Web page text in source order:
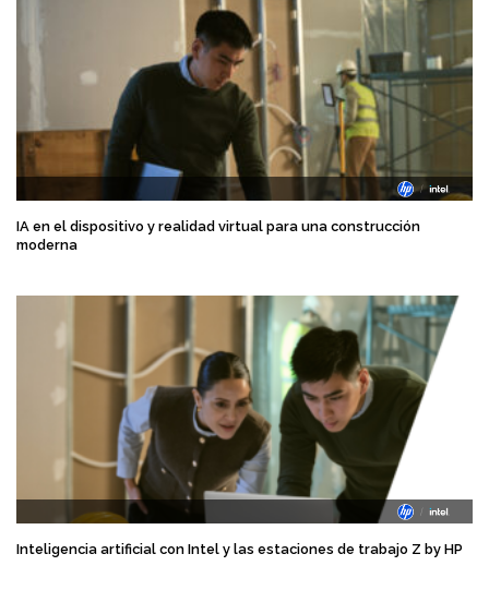
IA en el dispositivo y realidad virtual para una construcción
moderna
Inteligencia artificial con Intel y las estaciones de trabajo Z by HP